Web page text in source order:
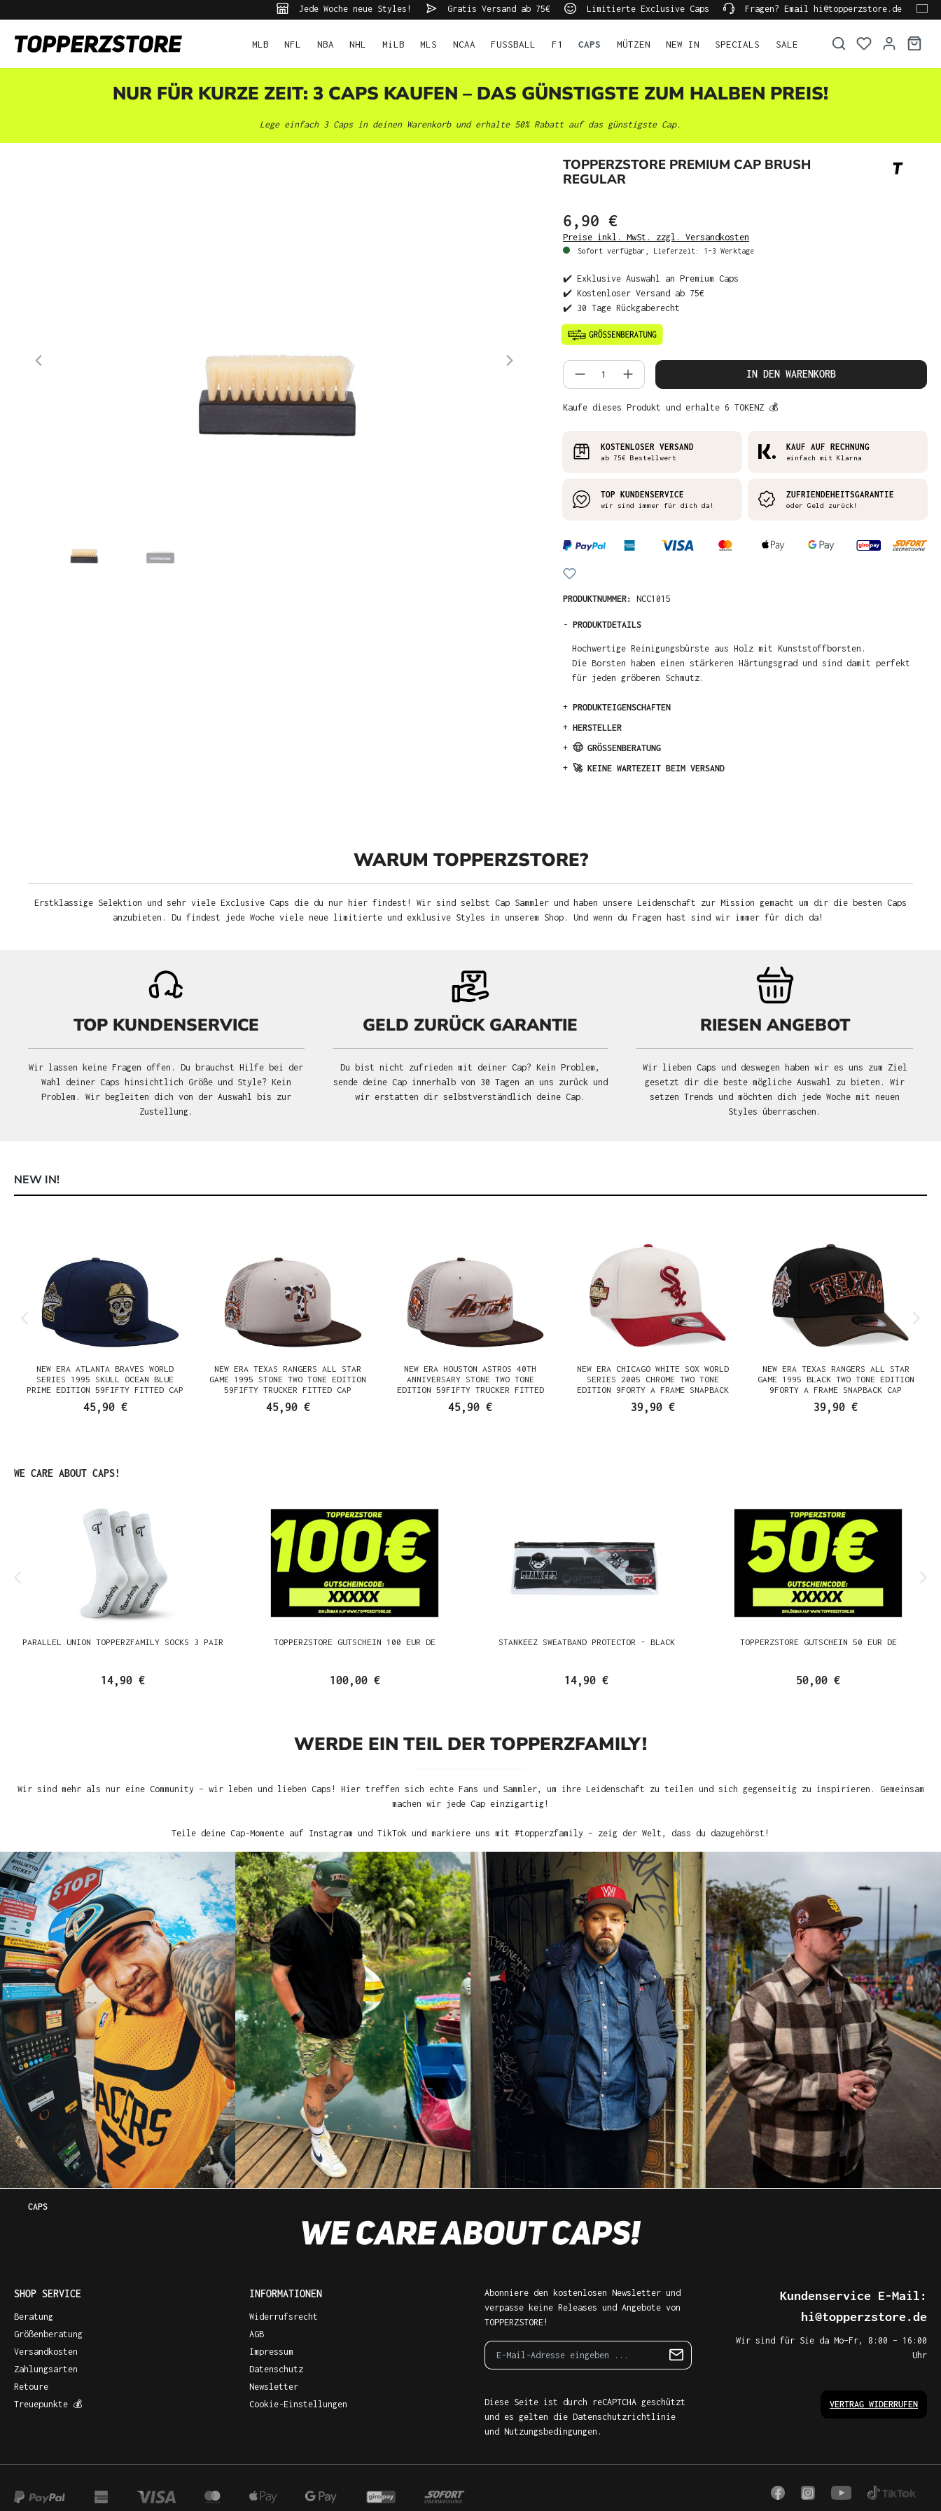
Jede Woche neue Styles! Gratis Versand ab 75€ Limitierte Exclusive Caps Fragen? Email hi@topperzstore.de
MLB NFL NBA NHL MiLB MLS NCAA FUSSBALL F1 CAPS MÜTZEN NEW IN SPECIALS SALE
NUR FÜR KURZE ZEIT: 3 CAPS KAUFEN – DAS GÜNSTIGSTE ZUM HALBEN PREIS!
Lege einfach 3 Caps in deinen Warenkorb und erhalte 50% Rabatt auf das günstigste Cap.
TOPPERZSTORE PREMIUM CAP BRUSH
REGULAR
6,90 €
Preise inkl. MwSt. zzgl. Versandkosten
Sofort verfügbar, Lieferzeit: 1-3 Werktage
✔️ Exklusive Auswahl an Premium Caps
✔️ Kostenloser Versand ab 75€
✔️ 30 Tage Rückgaberecht
Produkt Anzahl: Gib den gewünschten Wert
IN DEN WARENKORB
Kaufe dieses Produkt und erhalte 6 TOKENZ 💰
KOSTENLOSER VERSAND
ab 75€ Bestellwert
KAUF AUF RECHNUNG
einfach mit Klarna
TOP KUNDENSERVICE
wir sind immer für dich da!
ZUFRIENDEHEITSGARANTIE
oder Geld zurück!
PRODUKTNUMMER: NCC1015
- PRODUKTDETAILS
Hochwertige Reinigungsbürste aus Holz mit Kunststoffborsten.
Die Borsten haben einen stärkeren Härtungsgrad und sind damit perfekt
für jeden gröberen Schmutz.
+ PRODUKTEIGENSCHAFTEN
+ HERSTELLER
+ 🤠 GRÖSSENBERATUNG
+ 🚀 KEINE WARTEZEIT BEIM VERSAND
WARUM TOPPERZSTORE?
Erstklassige Selektion und sehr viele Exclusive Caps die du nur hier findest! Wir sind selbst Cap Sammler und haben unsere Leidenschaft zur Mission gemacht um dir die besten Caps
anzubieten. Du findest jede Woche viele neue limitierte und exklusive Styles in unserem Shop. Und wenn du Fragen hast sind wir immer für dich da!
TOP KUNDENSERVICE
Wir lassen keine Fragen offen. Du brauchst Hilfe bei der
Wahl deiner Caps hinsichtlich Größe und Style? Kein
Problem. Wir begleiten dich von der Auswahl bis zur
Zustellung.
GELD ZURÜCK GARANTIE
Du bist nicht zufrieden mit deiner Cap? Kein Problem,
sende deine Cap innerhalb von 30 Tagen an uns zurück und
wir erstatten dir selbstverständlich deine Cap.
RIESEN ANGEBOT
Wir lieben Caps und deswegen haben wir es uns zum Ziel
gesetzt dir die beste mögliche Auswahl zu bieten. Wir
setzen Trends und möchten dich jede Woche mit neuen
Styles überraschen.
NEW IN!
NEW ERA ATLANTA BRAVES WORLD
SERIES 1995 SKULL OCEAN BLUE
PRIME EDITION 59FIFTY FITTED CAP
45,90 €
NEW ERA TEXAS RANGERS ALL STAR
GAME 1995 STONE TWO TONE EDITION
59FIFTY TRUCKER FITTED CAP
45,90 €
NEW ERA HOUSTON ASTROS 40TH
ANNIVERSARY STONE TWO TONE
EDITION 59FIFTY TRUCKER FITTED
CAP
45,90 €
NEW ERA CHICAGO WHITE SOX WORLD
SERIES 2005 CHROME TWO TONE
EDITION 9FORTY A FRAME SNAPBACK
CAP
39,90 €
NEW ERA TEXAS RANGERS ALL STAR
GAME 1995 BLACK TWO TONE EDITION
9FORTY A FRAME SNAPBACK CAP
39,90 €
Produktgalerie überspringen
WE CARE ABOUT CAPS!
PARALLEL UNION TOPPERZFAMILY SOCKS 3 PAIR
14,90 €
TOPPERZSTORE GUTSCHEIN 100 EUR DE
100,00 €
STANKEEZ SWEATBAND PROTECTOR - BLACK
14,90 €
TOPPERZSTORE GUTSCHEIN 50 EUR DE
50,00 €
WERDE EIN TEIL DER TOPPERZFAMILY!
Wir sind mehr als nur eine Community – wir leben und lieben Caps! Hier treffen sich echte Fans und Sammler, um ihre Leidenschaft zu teilen und sich gegenseitig zu inspirieren. Gemeinsam
machen wir jede Cap einzigartig!
Teile deine Cap-Momente auf Instagram und TikTok und markiere uns mit #topperzfamily – zeig der Welt, dass du dazugehörst!
CAPS
SHOP SERVICE
Beratung
Größenberatung
Versandkosten
Zahlungsarten
Retoure
Treuepunkte 💰
INFORMATIONEN
Widerrufsrecht
AGB
Impressum
Datenschutz
Newsletter
Cookie-Einstellungen
Abonniere den kostenlosen Newsletter und
verpasse keine Releases und Angebote von
TOPPERZSTORE!
Diese Seite ist durch reCAPTCHA geschützt
und es gelten die Datenschutzrichtlinie
und Nutzungsbedingungen .
Kundenservice E-Mail:
hi@topperzstore.de
Wir sind für Sie da Mo–Fr, 8:00 – 16:00
Uhr
VERTRAG WIDERRUFEN